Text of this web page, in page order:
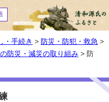
・手続き > 防災・防犯・救急 >
防災・減災の取り組み > 防